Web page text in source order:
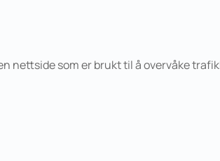
nettside som er brukt til å overvåke